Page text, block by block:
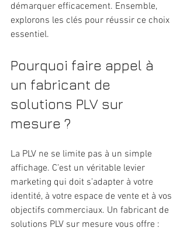
démarquer efficacement. Ensemble,
explorons les clés pour réussir ce choix
essentiel.
Pourquoi faire appel à
un fabricant de
solutions PLV sur
mesure ?
La PLV ne se limite pas à un simple
affichage. C’est un véritable levier
marketing qui doit s’adapter à votre
identité, à votre espace de vente et à vos
objectifs commerciaux. Un fabricant de
solutions PLV sur mesure vous offre :